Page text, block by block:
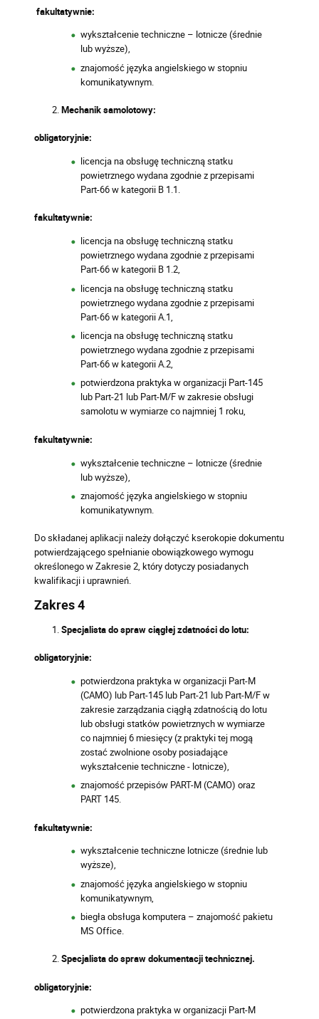
fakultatywnie:
wykształcenie techniczne – lotnicze (średnie
lub wyższe),
znajomość języka angielskiego w stopniu
komunikatywnym.
Mechanik samolotowy:
obligatoryjnie:
licencja na obsługę techniczną statku
powietrznego wydana zgodnie z przepisami
Part-66 w kategorii B 1.1.
fakultatywnie:
licencja na obsługę techniczną statku
powietrznego wydana zgodnie z przepisami
Part-66 w kategorii B 1.2,
licencja na obsługę techniczną statku
powietrznego wydana zgodnie z przepisami
Part-66 w kategorii A.1,
licencja na obsługę techniczną statku
powietrznego wydana zgodnie z przepisami
Part-66 w kategorii A.2,
potwierdzona praktyka w organizacji Part-145
lub Part-21 lub Part-M/F w zakresie obsługi
samolotu w wymiarze co najmniej 1 roku,
fakultatywnie:
wykształcenie techniczne – lotnicze (średnie
lub wyższe),
znajomość języka angielskiego w stopniu
komunikatywnym.
Do składanej aplikacji należy dołączyć kserokopie dokumentu
potwierdzającego spełnianie obowiązkowego wymogu
określonego w Zakresie 2, który dotyczy posiadanych
kwalifikacji i uprawnień.
Zakres 4
Specjalista do spraw ciągłej zdatności do lotu:
obligatoryjnie:
potwierdzona praktyka w organizacji Part-M
(CAMO) lub Part-145 lub Part-21 lub Part-M/F w
zakresie zarządzania ciągłą zdatnością do lotu
lub obsługi statków powietrznych w wymiarze
co najmniej 6 miesięcy (z praktyki tej mogą
zostać zwolnione osoby posiadające
wykształcenie techniczne - lotnicze),
znajomość przepisów PART-M (CAMO) oraz
PART 145.
fakultatywnie:
wykształcenie techniczne lotnicze (średnie lub
wyższe),
znajomość języka angielskiego w stopniu
komunikatywnym,
biegła obsługa komputera – znajomość pakietu
MS Office.
Specjalista do spraw dokumentacji technicznej.
obligatoryjnie:
potwierdzona praktyka w organizacji Part-M